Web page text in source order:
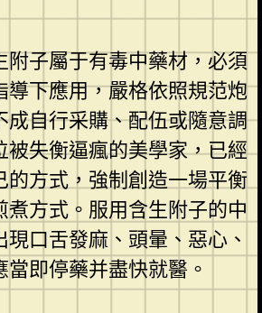
附子屬于有毒中藥材，必須
導下應用，嚴格依照規范炮
成自行采購、配伍或隨意調
被失衡逼瘋的美學家，已經
的方式，強制創造一場平衡
煮方式。服用含生附子的中
口舌發麻、頭暈、惡心、
即停藥并盡快就醫。